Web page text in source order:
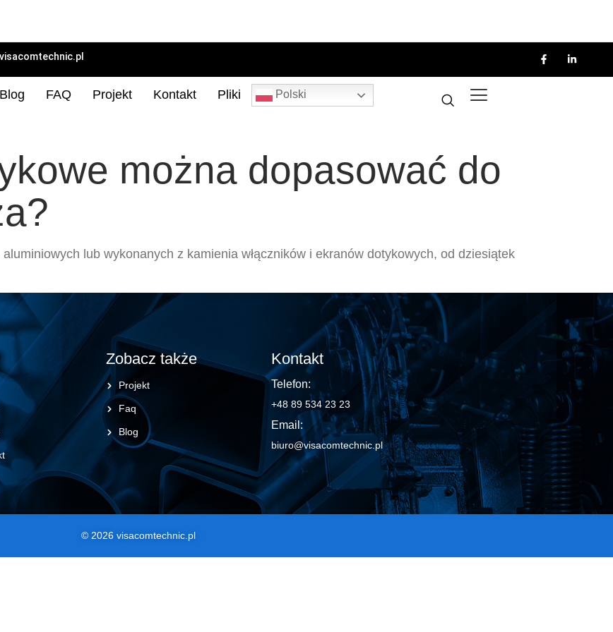
Blog FAQ Projekt Kontakt Pliki Polski
można dopasować do
lub wykonanych z kamienia włączników i ekranów dotykowych, od dziesiątek
Zobacz także
Projekt
Faq
Blog
Kontakt
Telefon:
+48 89 534 23 23
Email:
biuro@visacomtechnic.pl
© 2026 visacomtechnic.pl